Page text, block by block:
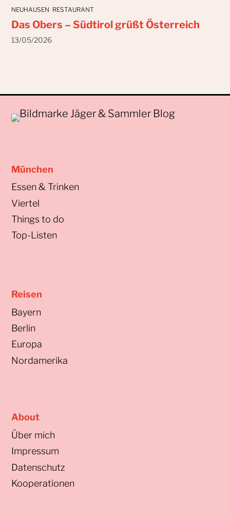
NEUHAUSEN RESTAURANT
Das Obers – Südtirol grüßt Österreich
13/05/2026
München
Essen & Trinken
Viertel
Things to do
Top-Listen
Reisen
Bayern
Berlin
Europa
Nordamerika
About
Über mich
Impressum
Datenschutz
Kooperationen